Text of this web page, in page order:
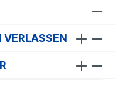
VERLASSEN